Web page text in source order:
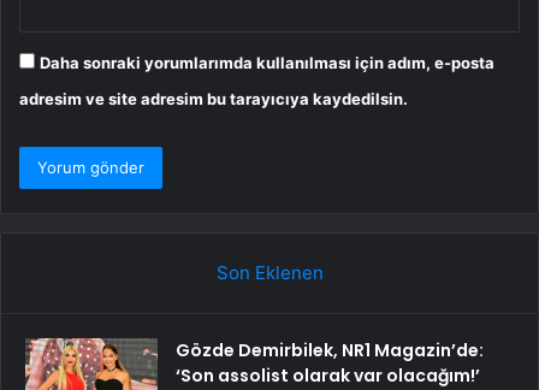
Daha sonraki yorumlarımda kullanılması için adım, e-posta
adresim ve site adresim bu tarayıcıya kaydedilsin.
Son Eklenen
Gözde Demirbilek, NR1 Magazin’de:
‘Son assolist olarak var olacağım!’